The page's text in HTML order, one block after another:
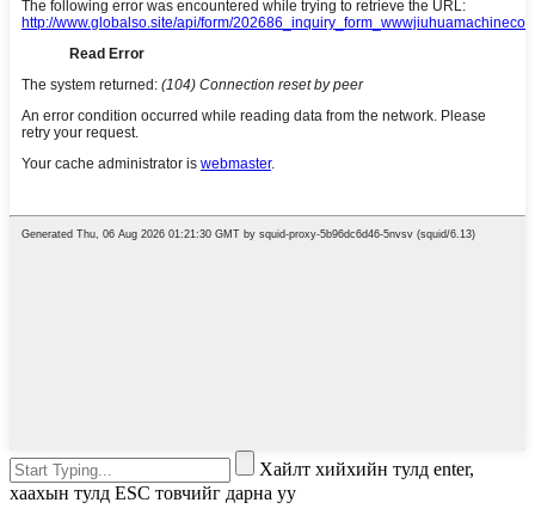
Хайлт хийхийн тулд enter,
хаахын тулд ESC товчийг дарна уу